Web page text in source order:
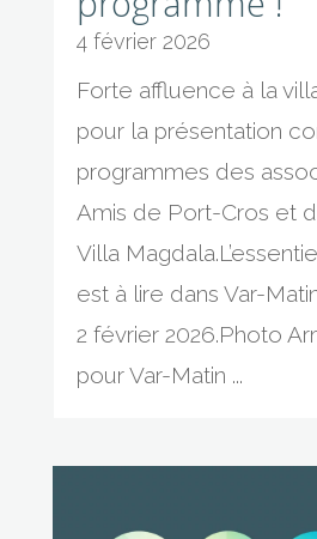
4 février 2026
Forte affluence à la
pour la présentation
programmes des
Amis de Port-Cros et
Villa
est à lire dans Var-
2 février 2026.Photo
pour Var-Matin ...